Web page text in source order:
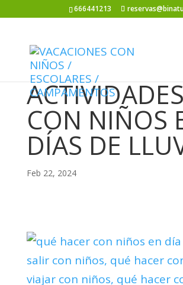
666441213
CON NIÑOS
DÍAS DE
Feb 22, 2024